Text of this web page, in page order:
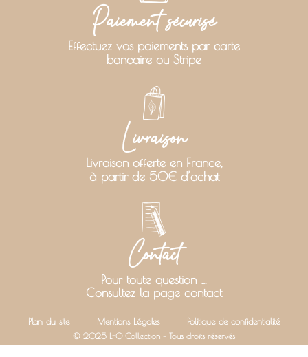
Paiement sécurisé
Effectuez vos paiements par carte
bancaire ou Stripe
Livraison
Livraison offerte en France,
à partir de 50€ d’achat
Contact
Pour toute question …
Consultez la page contact
Plan du site Mentions Légales Politique de confidentialité
© 2025 L-O Collection – Tous droits réservés